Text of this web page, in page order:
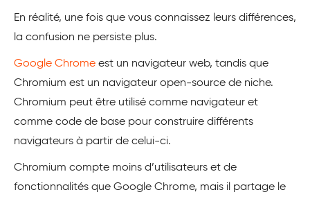
En réalité, une fois que vous connaissez leurs différences,
la confusion ne persiste plus.
Google Chrome est un navigateur web, tandis que
Chromium est un navigateur open-source de niche.
Chromium peut être utilisé comme navigateur et
comme code de base pour construire différents
navigateurs à partir de celui-ci.
Chromium compte moins d’utilisateurs et de
fonctionnalités que Google Chrome, mais il partage le